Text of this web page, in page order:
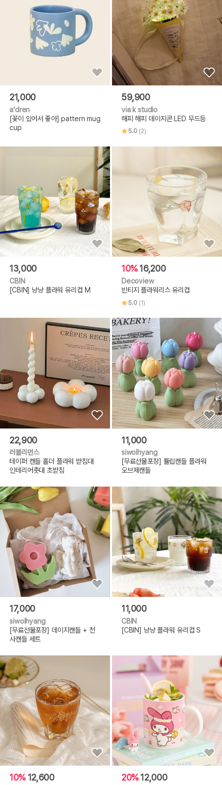
21,000
a'dren
[꽃이 있어서 좋아] pattern mug
cup
59,900
via k studio
해피 해피 데이지콘 LED 무드등
5.0 (2)
13,000
CBIN
[CBIN] 냥냥 플라워 유리컵 M
10%16,200
Decoview
빈티지 플라워리스 유리컵
5.0 (1)
22,900
러블리먼스
테이퍼 캔들 홀더 플라워 받침대
인테리어촛대 초받침
11,000
siwolhyang
[무료선물포장] 튤립캔들 플라워
오브제캔들
17,000
siwolhyang
[무료선물포장] 데이지캔들 + 천
사캔들 세트
11,000
CBIN
[CBIN] 냥냥 플라워 유리컵 S
10% 12,600 20%12,000